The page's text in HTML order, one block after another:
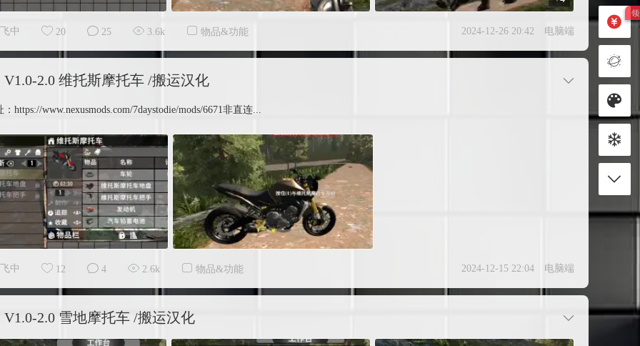
中 20 25 3.6k 物品&功能 2024-12-26 20:42 电脑端
V1.0-2.0 维托斯摩托车 /搬运汉化
https://www.nexusmods.com/7daystodie/mods/6671非直连...
中 12 4 2.6k 物品&功能 2024-12-15 22:04 电脑端
V1.0-2.0 雪地摩托车 /搬运汉化